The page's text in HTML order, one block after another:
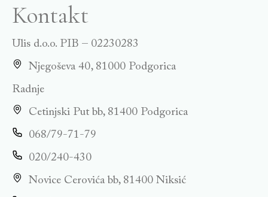
Kontakt
Ulis d.o.o. PIB – 02230283
Njegoševa 40, 81000 Podgorica
Radnje
Cetinjski Put bb, 81400 Podgorica
068/79-71-79
020/240-430
Novice Cerovića bb, 81400 Niksić